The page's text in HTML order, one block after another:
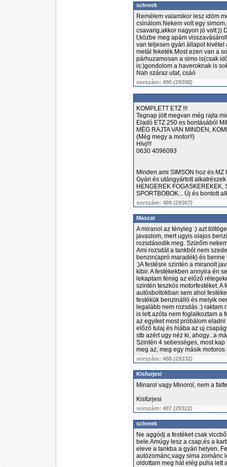
schreek
Remélem valamikor lesz idöm
csinálom.Nekem volt egy
csavarig,akkor nagyon jó volt:))
t,közbe meg apám
van teljesen gyári állapot kivétel
metál feketék.Most ezen van a
párhuzamosan a simo is(csak
is:)gondolom a haveroknak is
Nah száraz utat, csáó
sorszám: 490 (29398)
KOMPLETT ETZ !!!
Tegnap jött megvan még rajta
Eladó ETZ 250 es bontásából
MÉG RAJTA VAN MINDEN,
(Még megy a motor!!)
Hívj!!!
0630 4096093
Minden ami SIMSON hoz és
Gyári és utángyártott
HENGEREK FOGASKEREKEK,
SPORTBOBOK... Új és bontott
sorszám: 489 (29367)
Maszat
A miranol az tényleg :) azt
javaslom, mert ugyis olajos
rozsdásodik meg. Szürőm
Ami rozsdát a tankból nem
benzin(apró maradék) és
:)A festésre szintén a miranolt
kibir. A festékekben annyira én
lekaptam fémig az előző
szintén teszkós motorfestéket.
autósboltokban sem ahol
festékük benzinálló és melyik
legalább nem rozsdás :) raktam
is lett.azóta nem foglalkoztam a
az egyiket most próbálom
előző tulaj és hiába az uj
stb azért ugy néz ki, ahogy...a
Szintén 4 sebességes, most
meg az, meg egy másik
sorszám: 488 (29332)
Kisfurjesi
Minarol vagy Minorol, nem a
Kisfürjesi
sorszám: 487 (29322)
schreek
Ne aggódj a festéket csak
bele.Amúgy lesz a csap,és a
eleve a tankba a gyári helyen.
autózománc,vagy sima zománc
oldottam meg hát elég puha lett